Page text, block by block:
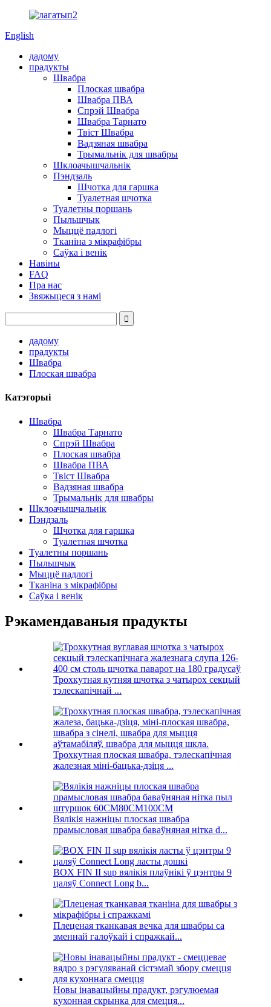
English
дадому
прадукты
Швабра
Плоская швабра
Швабра ПВА
Спрэй Швабра
Швабра Тарнато
Твіст Швабра
Вадзяная швабра
Трымальнік для швабры
Шклоачышчальнік
Пэндзаль
Шчотка для гаршка
Туалетная шчотка
Туалетны поршань
Пыльшчык
Мыццё падлогі
Тканіна з мікрафібры
Саўка і венік
Навіны
FAQ
Пра нас
Звяжыцеся з намі
дадому
прадукты
Швабра
Плоская швабра
Катэгорыі
Швабра
Швабра Тарнато
Спрэй Швабра
Плоская швабра
Швабра ПВА
Твіст Швабра
Вадзяная швабра
Трымальнік для швабры
Шклоачышчальнік
Пэндзаль
Шчотка для гаршка
Туалетная шчотка
Туалетны поршань
Пыльшчык
Мыццё падлогі
Тканіна з мікрафібры
Саўка і венік
Рэкамендаваныя прадукты
Трохкутная кутняя шчотка з чатырох секцый
тэлескапічнай ...
Трохкутная плоская швабра, тэлескапічная
жалезная міні-бацька-дзіця ...
Вялікія нажніцы плоская швабра
прамысловая швабра баваўняная нітка d...
BOX FIN II sup вялікія плаўнікі ў цэнтры 9
цаляў Connect Long b...
Плеценая тканкавая вечка для швабры са
зменнай галоўкай і спражкай...
Новы інавацыйны прадукт, рэгулюемая
кухонная скрынка для смецця...